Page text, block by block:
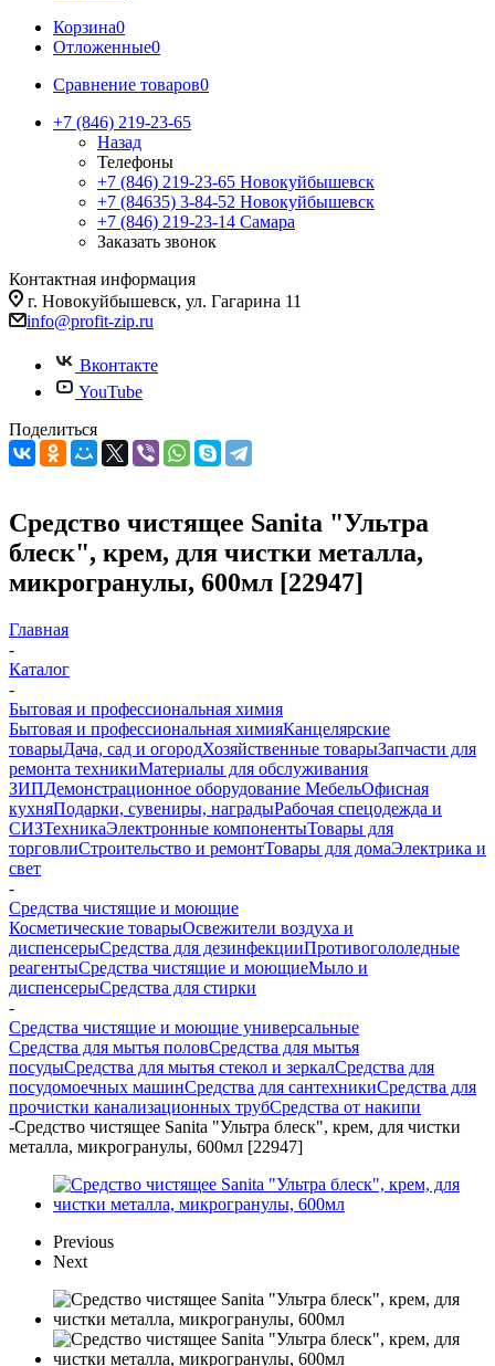
Корзина0
Отложенные0
Сравнение товаров0
+7 (846) 219-23-65
Назад
Телефоны
+7 (846) 219-23-65 Новокуйбышевск
+7 (84635) 3-84-52 Новокуйбышевск
+7 (846) 219-23-14 Самара
Заказать звонок
Контактная информация
г. Новокуйбышевск, ул. Гагарина 11
info@profit-zip.ru
Вконтакте
YouTube
Поделиться
Средство чистящее Sanita "Ультра
блеск", крем, для чистки металла,
микрогранулы, 600мл [22947]
Главная
-
Каталог
-
Бытовая и профессиональная химия
Бытовая и профессиональная химияКанцелярские
товарыДача, сад и огородХозяйственные товарыЗапчасти для
ремонта техникиМатериалы для обслуживания
ЗИПДемонстрационное оборудование МебельОфисная
кухняПодарки, сувениры, наградыРабочая спецодежда и
СИЗТехникаЭлектронные компонентыТовары для
торговлиСтроительство и ремонтТовары для домаЭлектрика и
свет
-
Средства чистящие и моющие
Косметические товарыОсвежители воздуха и
диспенсерыСредства для дезинфекцииПротивогололедные
реагентыСредства чистящие и моющиеМыло и
диспенсерыСредства для стирки
-
Средства чистящие и моющие универсальные
Средства для мытья половСредства для мытья
посудыСредства для мытья стекол и зеркалСредства для
посудомоечных машинСредства для сантехникиСредства для
прочистки канализационных трубСредства от накипи
-Средство чистящее Sanita "Ультра блеск", крем, для чистки
металла, микрогранулы, 600мл [22947]
Previous
Next